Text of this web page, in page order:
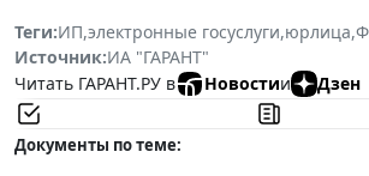
Теги:ИП,электронные госуслуги,юрлица,
Источник:ИА "ГАРАНТ"
Читать ГАРАНТ.РУ в
Новостии Дзен
Документы по теме: